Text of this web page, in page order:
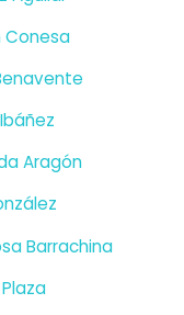
Conesa
Aragón
Barrachina